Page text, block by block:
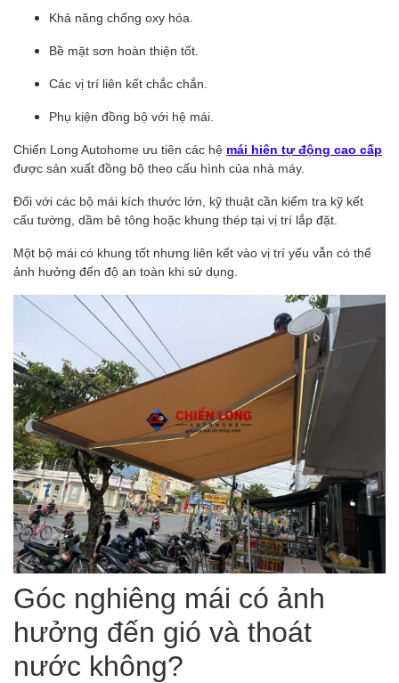
Khả năng chống oxy hóa.
Bề mặt sơn hoàn thiện tốt.
Các vị trí liên kết chắc chắn.
Phụ kiện đồng bộ với hệ mái.
Chiến Long Autohome ưu tiên các hệ mái hiên tự động cao cấp
được sản xuất đồng bộ theo cấu hình của nhà máy.
Đối với các bộ mái kích thước lớn, kỹ thuật cần kiểm tra kỹ kết
cấu tường, dầm bê tông hoặc khung thép tại vị trí lắp đặt.
Một bộ mái có khung tốt nhưng liên kết vào vị trí yếu vẫn có thể
ảnh hưởng đến độ an toàn khi sử dụng.
Góc nghiêng mái có ảnh
hưởng đến gió và thoát
nước không?